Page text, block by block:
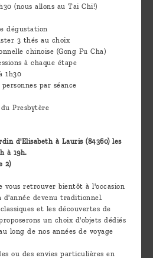
(nous allons au Tai Chi!)
dégustation
3 thés au choix
chinoise (Gong Fu Cha)
à chaque étape
1h30
par séance
Presbytère
d'Elisabeth à Lauris (84360) les
à 19h.
2)
vous retrouver bientôt à l'occasion
d'année devenu traditionnel.
et les découvertes de
un choix d'objets dédiés
long de nos années de voyage
ou des envies particulières en